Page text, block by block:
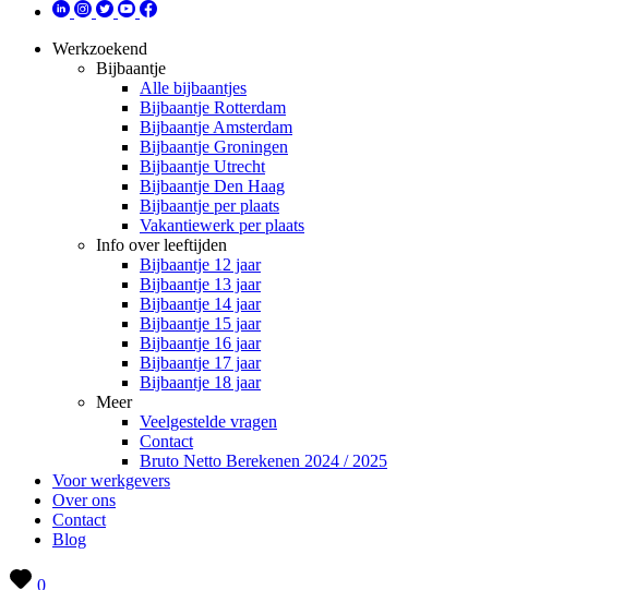
Werkzoekend
Bijbaantje
Alle bijbaantjes
Bijbaantje Rotterdam
Bijbaantje Amsterdam
Bijbaantje Groningen
Bijbaantje Utrecht
Bijbaantje Den Haag
Bijbaantje per plaats
Vakantiewerk per plaats
Info over leeftijden
Bijbaantje 12 jaar
Bijbaantje 13 jaar
Bijbaantje 14 jaar
Bijbaantje 15 jaar
Bijbaantje 16 jaar
Bijbaantje 17 jaar
Bijbaantje 18 jaar
Meer
Veelgestelde vragen
Contact
Bruto Netto Berekenen 2024 / 2025
Voor werkgevers
Over ons
Contact
Blog
0